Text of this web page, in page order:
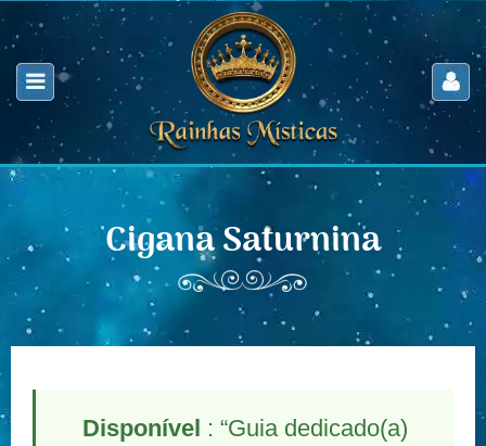
Cigana Saturnina
Disponível : “Guia dedicado(a)